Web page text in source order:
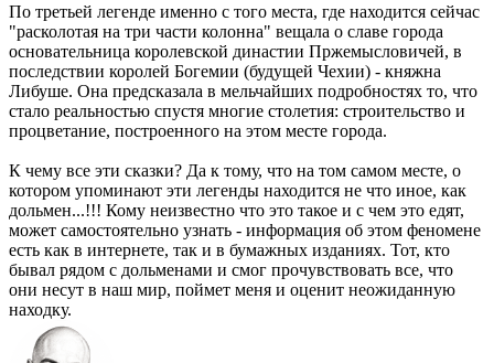
По третьей легенде именно с того места, где находится сейчас
"расколотая на три части колонна" вещала о славе города
основательница королевской династии Пржемысловичей, в
последствии королей Богемии (будущей Чехии) - княжна
Либуше. Она предсказала в мельчайших подробностях то, что
стало реальностью спустя многие столетия: строительство и
процветание, построенного на этом месте города.
К чему все эти сказки? Да к тому, что на том самом месте, о
котором упоминают эти легенды находится не что иное, как
дольмен...!!! Кому неизвестно что это такое и с чем это едят,
может самостоятельно узнать - информация об этом феномене
есть как в интернете, так и в бумажных изданиях. Тот, кто
бывал рядом с дольменами и смог прочувствовать все, что
они несут в наш мир, поймет меня и оценит неожиданную
находку.